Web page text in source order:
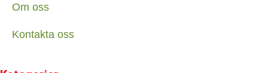
Om oss
Kontakta oss